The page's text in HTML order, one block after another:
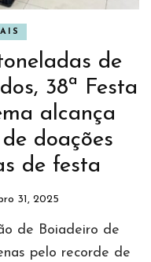
de
38ª Festa
alcança
doações
de festa
31, 2025
de Boiadeiro de
pelo recorde de